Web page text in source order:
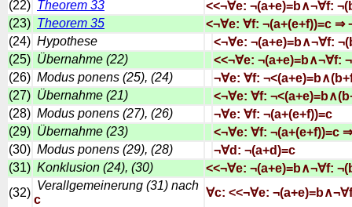
(22) Theorem 33
<<¬∀e: ¬(a+e)=b∧¬∀f:
(23) Theorem 35
<¬∀e: ∀f: ¬(a+(e+f))=c ⇒
(24) Hypothese
<¬∀e: ¬(a+e)=b∧¬∀f:
(25) Übernahme (22)
<<¬∀e: ¬(a+e)=b∧¬∀f:
(26) Modus ponens (25), (24)
¬∀e: ∀f:
(27) Übernahme (21)
<¬∀e: ∀f:
(28) Modus ponens (27), (26)
¬∀e: ∀f: ¬(a+(e+f))=c
(29) Übernahme (23)
<¬∀e: ∀f: ¬(a+(e+f))=c
(30) Modus ponens (29), (28)
¬∀d: ¬(a+d)=c
(31) Konklusion (24), (30)
<<¬∀e: ¬(a+e)=b∧¬∀f:
(32)
Verallgemeinerung (31) nach
c
∀c: <<¬∀e: